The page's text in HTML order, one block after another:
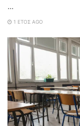
...
1 ΈΤΟΣ AGO